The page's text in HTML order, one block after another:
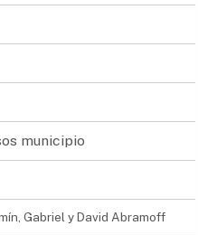
municipio
Gabriel y David Abramoff